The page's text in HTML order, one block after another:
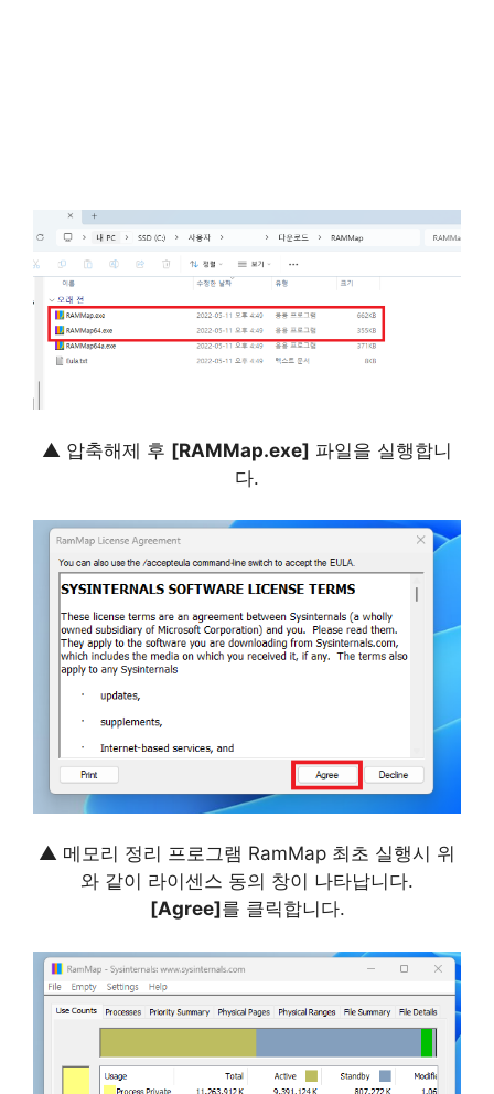
▲ 압축해제 후 [RAMMap.exe] 파일을 실행합니
다.
▲ 메모리 정리 프로그램 RamMap 최초 실행시 위
와 같이 라이센스 동의 창이 나타납니다.
[Agree]를 클릭합니다.